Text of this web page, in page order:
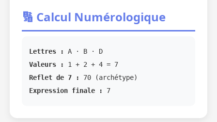
🔢 Calcul Numérologique
Lettres :
A · B · D
Valeurs :
1 + 2 + 4 = 7
Reflet de 7 :
70 (archétype)
Expression finale :
7